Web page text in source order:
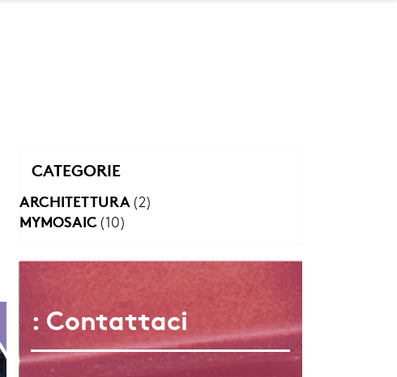
CATEGORIE
ARCHITETTURA (2)
MYMOSAIC (10)
: Contattaci